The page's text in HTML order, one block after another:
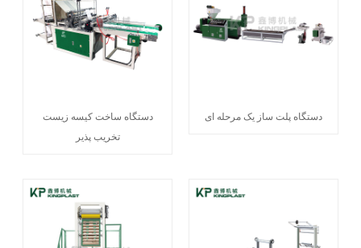
دستگاه ساخت کیسه زیست
تخریب پذیر
دستگاه پلت ساز یک مرحله ای